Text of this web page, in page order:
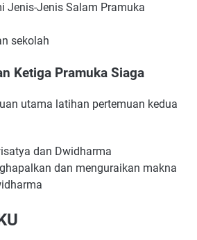
Jenis-Jenis Salam Pramuka
sekolah
Ketiga Pramuka Siaga
utama latihan pertemuan kedua
dan Dwidharma
dan menguraikan makna